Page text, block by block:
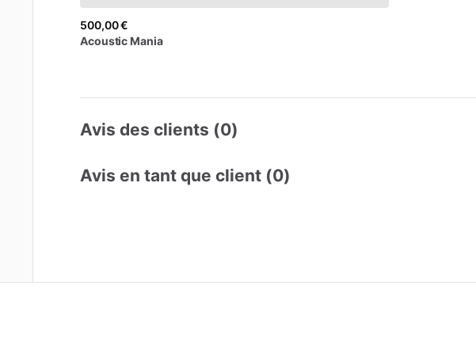
500,00 €
Acoustic Mania
Avis des clients (0)
Avis en tant que client (0)